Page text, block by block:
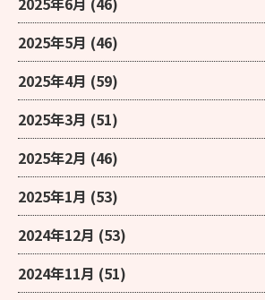
2025年5月 (46)
2025年4月 (59)
2025年3月 (51)
2025年2月 (46)
2025年1月 (53)
2024年12月 (53)
2024年11月 (51)